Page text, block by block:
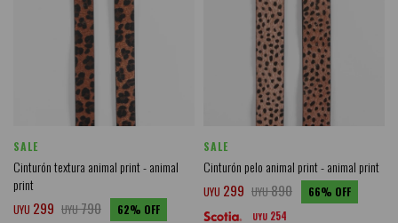
SALE
Cinturón textura animal print - animal
print
UYU 299 UYU790 62
SALE
Cinturón pelo animal print - animal print
UYU 299 UYU890 66
UYU 254